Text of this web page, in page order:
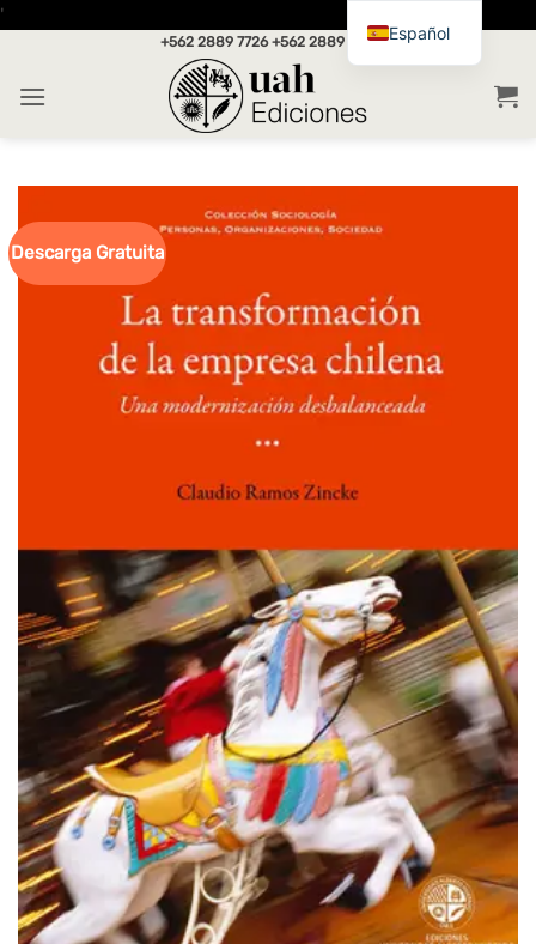
'Saltar
+562 2889 7726 +562 2889 7717
Descarga Gratuita
Español